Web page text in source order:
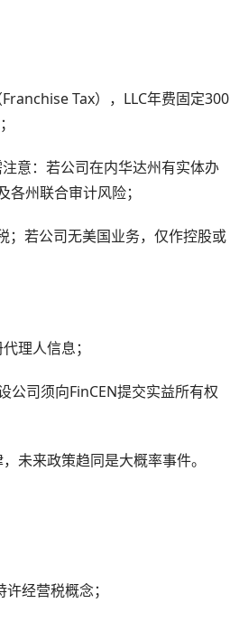
Tax），LLC年费固定300
意：若公司在内华达州有实体办
州联合审计风险；
；若公司无美国业务，仅作控股或
理人信息；
公司须向FinCEN提交实益所有权
未来政策趋同是大概率事件。
经营税概念；